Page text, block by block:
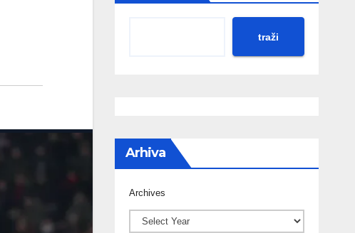
traži
Arhiva
Archives